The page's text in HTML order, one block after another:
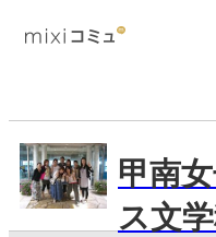
甲南
ス文